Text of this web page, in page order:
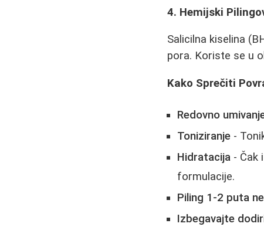
4. Hemijski
Salicilna kiselina
pora. Koriste se u
Kako Sprečiti
Redovno
Toniziranje -
Hidratacija - Čak
formulacije.
Piling 1-2 puta
Izbegavajte